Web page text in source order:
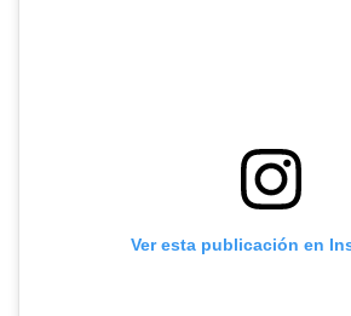
Ver esta publicación en